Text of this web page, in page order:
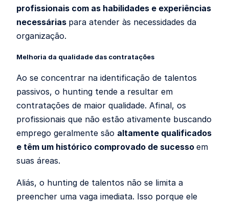
profissionais com as habilidades e experiências
necessárias para atender às necessidades da
organização.
Melhoria da qualidade das contratações
Ao se concentrar na identificação de talentos
passivos, o hunting tende a resultar em
contratações de maior qualidade. Afinal, os
profissionais que não estão ativamente buscando
emprego geralmente são altamente qualificados
e têm um histórico comprovado de sucesso em
suas áreas.
Aliás, o hunting de talentos não se limita a
preencher uma vaga imediata. Isso porque ele